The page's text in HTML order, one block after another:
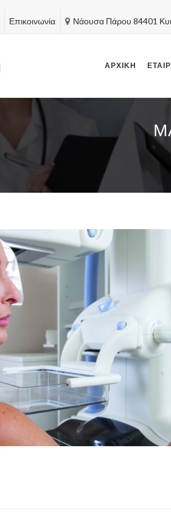
Επικοινωνία Νάουσα Πάρου 84401
content
ΑΡΧΙΚΗ